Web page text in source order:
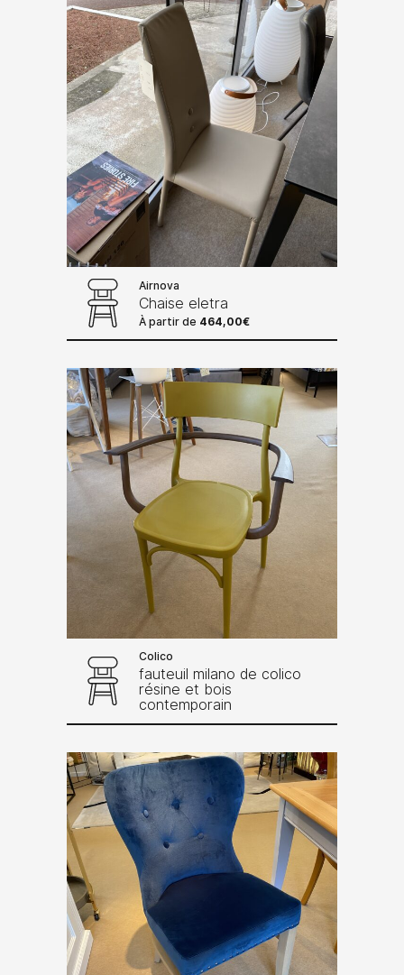
Airnova
Chaise eletra
À partir de 464,00€
Colico
fauteuil milano de colico
résine et bois
contemporain